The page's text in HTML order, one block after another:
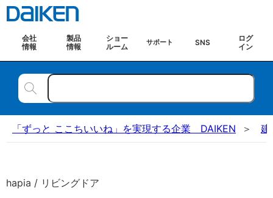
会社
情報
製品
情報
ショー
ルーム
サポート SNS
ログ
イン
「ずっと ここちいいね」を実現する企業 DAIKEN 建
hapia / リビングドア